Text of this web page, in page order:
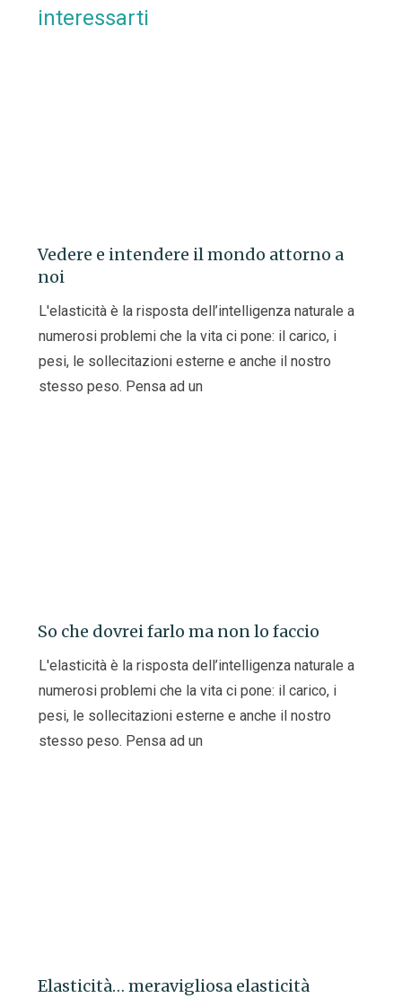
interessarti
Vedere e intendere il mondo attorno a
noi
L'elasticità è la risposta dell’intelligenza naturale a
numerosi problemi che la vita ci pone: il carico, i
pesi, le sollecitazioni esterne e anche il nostro
stesso peso. Pensa ad un
So che dovrei farlo ma non lo faccio
L'elasticità è la risposta dell’intelligenza naturale a
numerosi problemi che la vita ci pone: il carico, i
pesi, le sollecitazioni esterne e anche il nostro
stesso peso. Pensa ad un
Elasticità… meravigliosa elasticità